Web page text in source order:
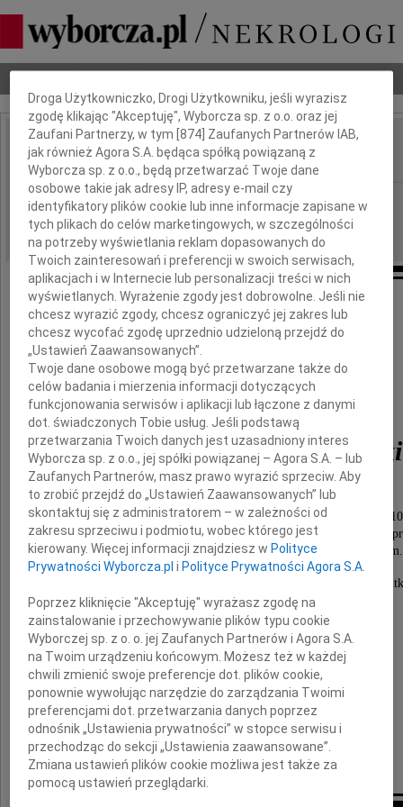
Nekrologi
IMIĘ I NAZWISKO: Andrzej Kaznowski
REGION: Warszawa
DATA EMISJI: 09.12.2025
4 grudnia 2025 roku zmarł w wieku 82 lat
ukochany Mąż, Tata i Dziadek
dr Andrzej Kaznowski
Msza święta żałobna odprawiona zostanie
w poniedziałek 15 grudnia 2025 roku o godzinie
w Kościele Drewnianym na Bródnie, po czym nastąpi
do grobu rodzinnego na cmentarzu miejscowym.
O czym zawiadamia pogrążona w głębokim
Rodzina
Prosimy o nieskładanie kondolencji.
Organizatorem uroczystości pogrzebowej
jest Dom Pogrzebowy Służew
Dbamy o Twoją prywatność
Droga Użytkowniczko, Drogi Użytkowniku, jeśli wyrazisz
zgodę klikając "Akceptuję", Wyborcza sp. z o.o. oraz jej
Zaufani Partnerzy, w tym [874 ] Zaufanych Partnerów IAB,
jak również Agora S.A. będąca spółką powiązaną z
Wyborcza sp. z o.o., będą przetwarzać Twoje dane
osobowe takie jak adresy IP, adresy e-mail czy
identyfikatory plików cookie lub inne informacje zapisane w
tych plikach do celów marketingowych, w szczególności
na potrzeby wyświetlania reklam dopasowanych do
Twoich zainteresowań i preferencji w swoich serwisach,
aplikacjach i w Internecie lub personalizacji treści w nich
wyświetlanych. Wyrażenie zgody jest dobrowolne. Jeśli nie
chcesz wyrazić zgody, chcesz ograniczyć jej zakres lub
chcesz wycofać zgodę uprzednio udzieloną przejdź do
„Ustawień Zaawansowanych”.
Twoje dane osobowe mogą być przetwarzane także do
celów badania i mierzenia informacji dotyczących
funkcjonowania serwisów i aplikacji lub łączone z danymi
dot. świadczonych Tobie usług. Jeśli podstawą
przetwarzania Twoich danych jest uzasadniony interes
Wyborcza sp. z o.o., jej spółki powiązanej – Agora S.A. – lub
Zaufanych Partnerów, masz prawo wyrazić sprzeciw. Aby
to zrobić przejdź do „Ustawień Zaawansowanych” lub
skontaktuj się z administratorem – w zależności od
zakresu sprzeciwu i podmiotu, wobec którego jest
kierowany. Więcej informacji znajdziesz w Polityce
Prywatności Wyborcza.pl i Polityce Prywatności Agora S.A.
Poprzez kliknięcie "Akceptuję" wyrażasz zgodę na
zainstalowanie i przechowywanie plików typu cookie
Wyborczej sp. z o. o. jej Zaufanych Partnerów i Agora S.A.
na Twoim urządzeniu końcowym. Możesz też w każdej
chwili zmienić swoje preferencje dot. plików cookie,
ponownie wywołując narzędzie do zarządzania Twoimi
preferencjami dot. przetwarzania danych poprzez
odnośnik „Ustawienia prywatności” w stopce serwisu i
przechodząc do sekcji „Ustawienia zaawansowane”.
Zmiana ustawień plików cookie możliwa jest także za
pomocą ustawień przeglądarki.